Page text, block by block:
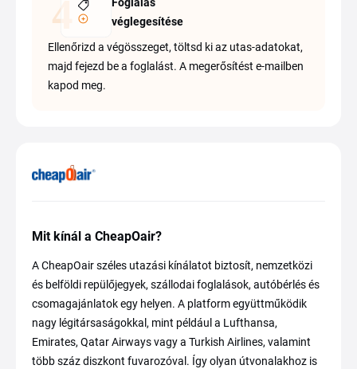
véglegesítése
Ellenőrizd a végösszeget, töltsd ki az utas-adatokat,
majd fejezd be a foglalást. A megerősítést e-mailben
kapod meg.
Mit kínál a CheapOair?
A CheapOair széles utazási kínálatot biztosít, nemzetközi
és belföldi repülőjegyek, szállodai foglalások, autóbérlés és
csomagajánlatok egy helyen. A platform együttműködik
nagy légitársaságokkal, mint például a Lufthansa,
Emirates, Qatar Airways vagy a Turkish Airlines, valamint
több száz diszkont fuvarozóval. Így olyan útvonalakhoz is